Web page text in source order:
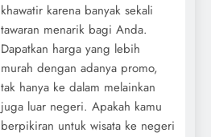
khawatir karena banyak sekali
tawaran menarik bagi Anda.
Dapatkan harga yang lebih
murah dengan adanya promo,
tak hanya ke dalam melainkan
juga luar negeri. Apakah kamu
berpikiran untuk wisata ke negeri